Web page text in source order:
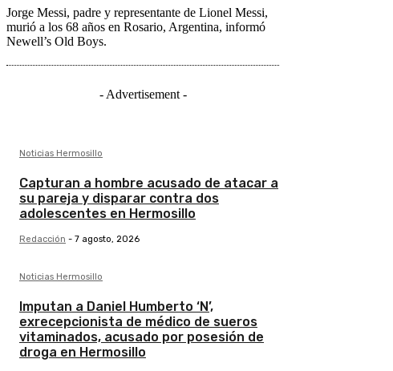
Jorge Messi, padre y representante de Lionel Messi,
murió a los 68 años en Rosario, Argentina, informó
Newell’s Old Boys.
- Advertisement -
Noticias Hermosillo
Capturan a hombre acusado de atacar a
su pareja y disparar contra dos
adolescentes en Hermosillo
Redacción - 7 agosto, 2026
Noticias Hermosillo
Imputan a Daniel Humberto ‘N’,
exrecepcionista de médico de sueros
vitaminados, acusado por posesión de
droga en Hermosillo